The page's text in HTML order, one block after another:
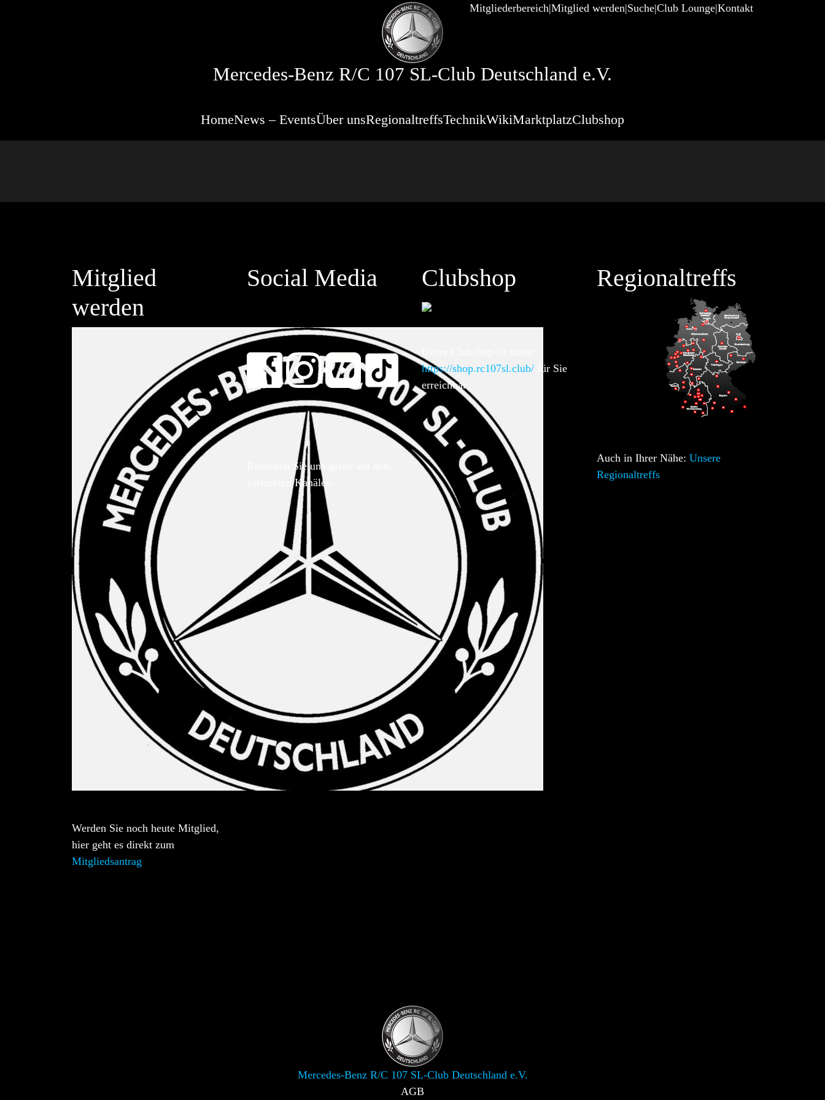
Mitgliederbereich Mitglied werden Suche Club Lounge Kontakt
Mercedes-Benz R/C 107 SL-Club Deutschland e.V.
HomeNews – EventsÜber unsRegionaltreffsTechnikWikiMarktplatzClubshop
Mitglied
werden
Werden Sie noch heute Mitglied,
hier geht es direkt zum
Mitgliedsantrag
Social Media
Besuchen Sie uns gerne auf den
verlinkten Kanälen.
Clubshop
https://shop.rc107sl.club/ für Sie
erreichbar.
Regionaltreffs
Auch in Ihrer Nähe: Unsere
Regionaltreffs
Mercedes-Benz R/C 107 SL-Club Deutschland e.V.
AGB